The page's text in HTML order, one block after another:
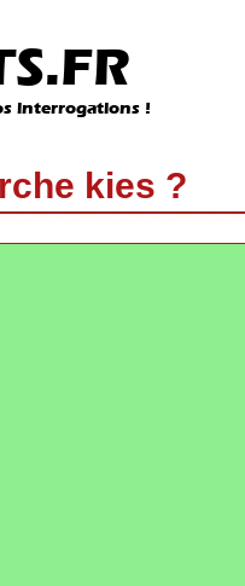
interrogations !
kies ?